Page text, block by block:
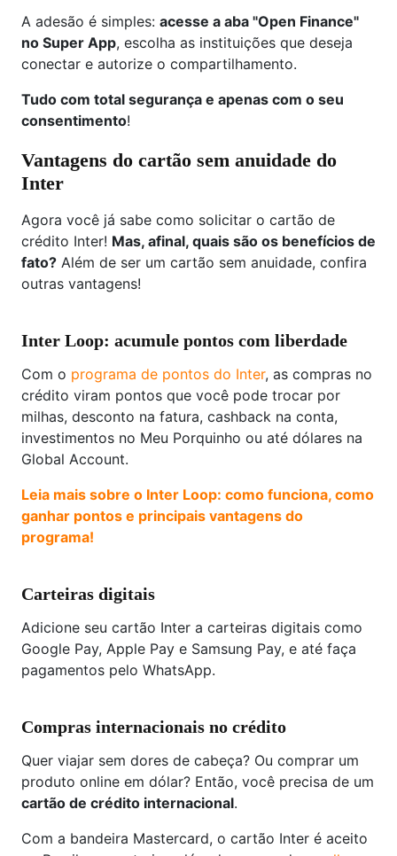
A adesão é simples: acesse a aba "Open Finance"
no Super App, escolha as instituições que deseja
conectar e autorize o compartilhamento.
Tudo com total segurança e apenas com o seu
consentimento!
Vantagens do cartão sem anuidade do
Inter
Agora você já sabe como solicitar o cartão de
crédito Inter! Mas, afinal, quais são os benefícios de
fato? Além de ser um cartão sem anuidade, confira
outras vantagens!
Inter Loop: acumule pontos com liberdade
Com o programa de pontos do Inter, as compras no
crédito viram pontos que você pode trocar por
milhas, desconto na fatura, cashback na conta,
investimentos no Meu Porquinho ou até dólares na
Global Account.
Leia mais sobre o Inter Loop: como funciona, como
ganhar pontos e principais vantagens do
programa!
Carteiras digitais
Adicione seu cartão Inter a carteiras digitais como
Google Pay, Apple Pay e Samsung Pay, e até faça
pagamentos pelo WhatsApp.
Compras internacionais no crédito
Quer viajar sem dores de cabeça? Ou comprar um
produto online em dólar? Então, você precisa de um
cartão de crédito internacional.
Com a bandeira Mastercard, o cartão Inter é aceito